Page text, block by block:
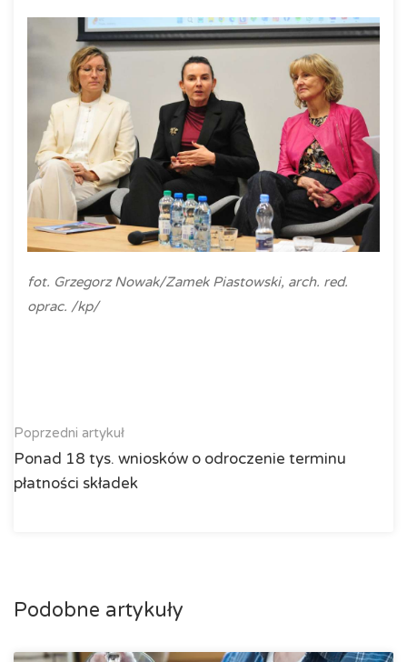
fot. Grzegorz Nowak/Zamek Piastowski, arch. red.
oprac. /kp/
Poprzedni artykuł
Ponad 18 tys. wniosków o odroczenie terminu
płatności składek
Podobne artykuły